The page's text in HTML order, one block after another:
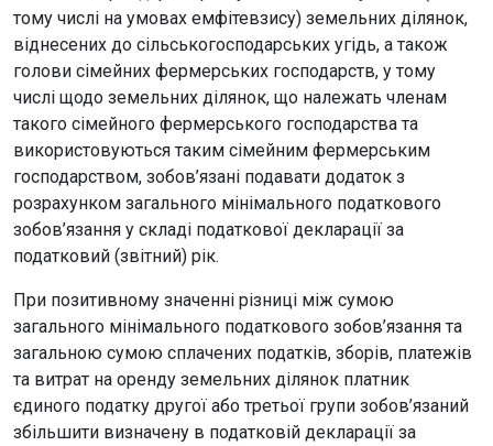
тому числі на умовах емфітевзису) земельних ділянок,
віднесених до сільськогосподарських угідь, а також
голови сімейних фермерських господарств, у тому
числі щодо земельних ділянок, що належать членам
такого сімейного фермерського господарства та
використовуються таким сімейним фермерським
господарством, зобов’язані подавати додаток з
розрахунком загального мінімального податкового
зобов’язання у складі податкової декларації за
податковий (звітний) рік.
При позитивному значенні різниці між сумою
загального мінімального податкового зобов’язання та
загальною сумою сплачених податків, зборів, платежів
та витрат на оренду земельних ділянок платник
єдиного податку другої або третьої групи зобов’язаний
збільшити визначену в податковій декларації за